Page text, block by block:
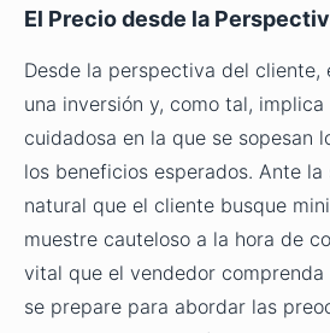
El Precio desde la
Desde la perspectiva del cliente,
una inversión y, como tal, implica
cuidadosa en la que se sopesan
los beneficios esperados. Ante
natural que el cliente busque
muestre cauteloso a la hora de
vital que el vendedor
se prepare para abordar las